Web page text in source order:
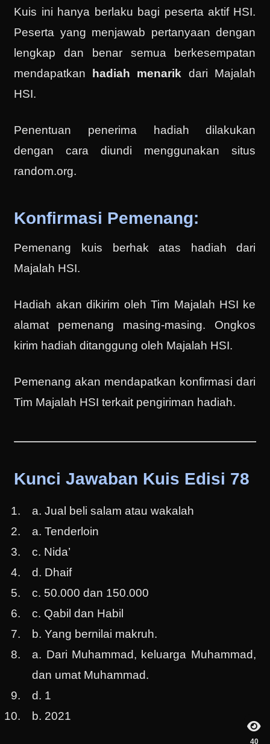
Kuis ini hanya berlaku bagi peserta aktif HSI.
Peserta yang menjawab pertanyaan dengan
lengkap dan benar semua berkesempatan
mendapatkan hadiah menarik dari Majalah
HSI.
Penentuan penerima hadiah dilakukan
dengan cara diundi menggunakan situs
random.org.
Konfirmasi Pemenang:
Pemenang kuis berhak atas hadiah dari
Majalah HSI.
Hadiah akan dikirim oleh Tim Majalah HSI ke
alamat pemenang masing-masing. Ongkos
kirim hadiah ditanggung oleh Majalah HSI.
Pemenang akan mendapatkan konfirmasi dari
Tim Majalah HSI terkait pengiriman hadiah.
Kunci Jawaban Kuis Edisi 78
a. Jual beli salam atau wakalah
a. Tenderloin
c. Nida’
d. Dhaif
c. 50.000 dan 150.000
c. Qabil dan Habil
b. Yang bernilai makruh.
a. Dari Muhammad, keluarga Muhammad,
dan umat Muhammad.
d. 1
b. 2021
40